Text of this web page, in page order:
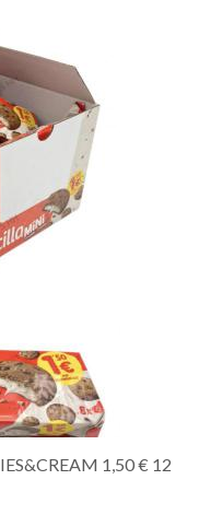
1,50 € 12